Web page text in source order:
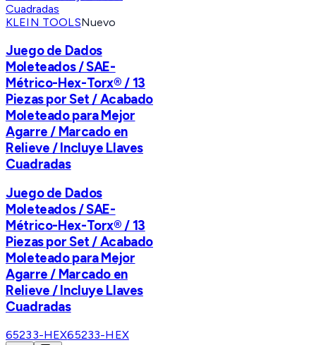
KLEIN TOOLSNuevo
Juego de Dados
Moleteados / SAE-
Métrico-Hex-Torx® / 13
Piezas por Set / Acabado
Moleteado para Mejor
Agarre / Marcado en
Relieve / Incluye Llaves
Cuadradas
Juego de Dados
Moleteados / SAE-
Métrico-Hex-Torx® / 13
Piezas por Set / Acabado
Moleteado para Mejor
Agarre / Marcado en
Relieve / Incluye Llaves
Cuadradas
65233-HEX65233-HEX